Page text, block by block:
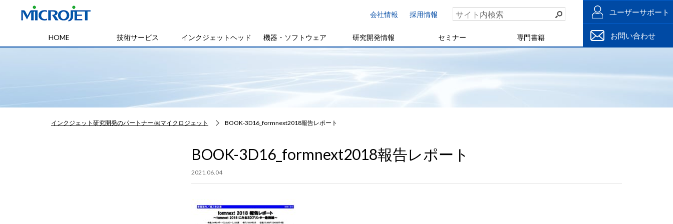
会社情報 採用情報
HOME 技術サービス インクジェットヘッド 機器・ソフトウェア 研究開発情報 セミナー 専門書籍
ユーザーサポート
お問い合わせ
インクジェット研究開発のパートナー ㈱マイクロジェット BOOK-3D16_formnext2018報告レポート
BOOK-3D16_formnext2018報告レポート
2021.06.04